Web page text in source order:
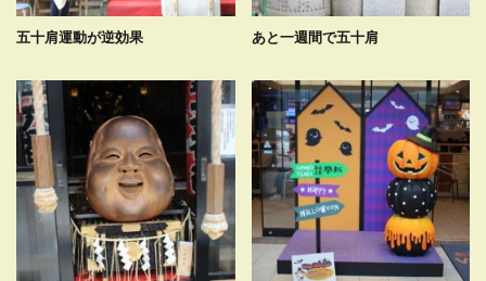
五十肩運動が逆効果 あと一週間で五十肩